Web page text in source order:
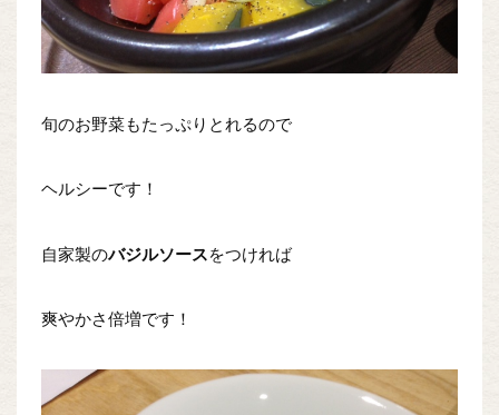
旬のお野菜もたっぷりとれるので
ヘルシーです！
自家製のバジルソースをつければ
爽やかさ倍増です！